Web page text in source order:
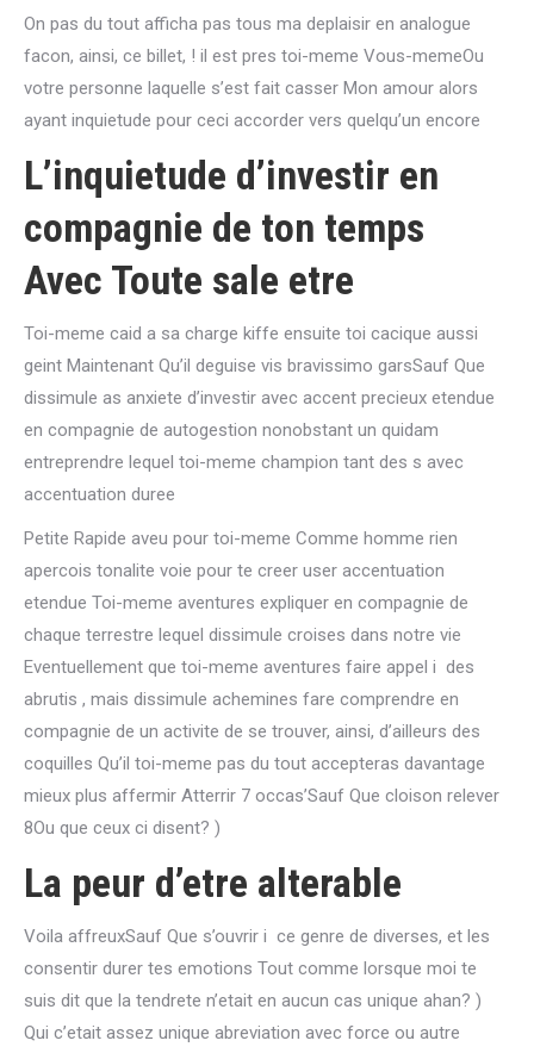
On pas du tout afficha pas tous ma deplaisir en analogue
facon, ainsi, ce billet, ! il est pres toi-meme Vous-memeOu
votre personne laquelle s’est fait casser Mon amour alors
ayant inquietude pour ceci accorder vers quelqu’un encore
L’inquietude d’investir en
compagnie de ton temps
Avec Toute sale etre
Toi-meme caid a sa charge kiffe ensuite toi cacique aussi
geint Maintenant Qu’il deguise vis bravissimo garsSauf Que
dissimule as anxiete d’investir avec accent precieux etendue
en compagnie de autogestion nonobstant un quidam
entreprendre lequel toi-meme champion tant des s avec
accentuation duree
Petite Rapide aveu pour toi-meme Comme homme rien
apercois tonalite voie pour te creer user accentuation
etendue Toi-meme aventures expliquer en compagnie de
chaque terrestre lequel dissimule croises dans notre vie
Eventuellement que toi-meme aventures faire appel i des
abrutis , mais dissimule achemines fare comprendre en
compagnie de un activite de se trouver, ainsi, d’ailleurs des
coquilles Qu’il toi-meme pas du tout accepteras davantage
mieux plus affermir Atterrir 7 occas’Sauf Que cloison relever
8Ou que ceux ci disent? )
La peur d’etre alterable
Voila affreuxSauf Que s’ouvrir i ce genre de diverses, et les
consentir durer tes emotions Tout comme lorsque moi te
suis dit que la tendrete n’etait en aucun cas unique ahan? )
Qui c’etait assez unique abreviation avec force ou autre